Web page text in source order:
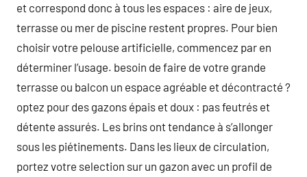
et correspond donc à tous les espaces : aire de jeux,
terrasse ou mer de piscine restent propres. Pour bien
choisir votre pelouse artificielle, commencez par en
déterminer l’usage. besoin de faire de votre grande
terrasse ou balcon un espace agréable et décontracté ?
optez pour des gazons épais et doux : pas feutrés et
détente assurés. Les brins ont tendance à s’allonger
sous les piétinements. Dans les lieux de circulation,
portez votre selection sur un gazon avec un profil de